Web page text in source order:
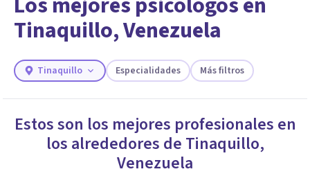
psicólogo adecuado?
Responde a unas breves preguntas y te ofreceremos
necesidades.
Tinaquillo, Venezuela
Tinaquillo Especialidades Más filtros
Estos son los mejores profesionales en
los alrededores de Tinaquillo,
Venezuela